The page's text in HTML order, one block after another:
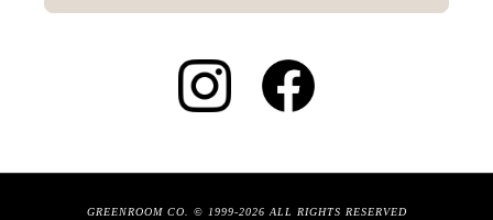
GREENROOM CO. © 1999-2026 ALL RIGHTS RESERVED